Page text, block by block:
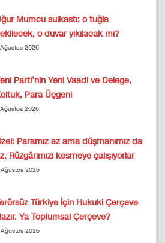
Mumcu suikastı: o tuğla
o duvar yıkılacak mı?
2026
Parti’nin Yeni Vaadi ve Delege,
Para Üçgeni
2026
Paramız az ama düşmanımız da
Rüzgârımızı kesmeye çalışıyorlar
2026
Türkiye İçin Hukuki Çerçeve
Ya Toplumsal Çerçeve?
2026